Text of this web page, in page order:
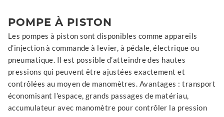
POMPE À PISTON
Les pompes à piston sont disponibles comme appareils
d’injection à commande à levier, à pédale, électrique ou
pneumatique. Il est possible d’atteindre des hautes
pressions qui peuvent être ajustées exactement et
contrôlées au moyen de manomètres. Avantages : transport
économisant l’espace, grands passages de matériau,
accumulateur avec manomètre pour contrôler la pression